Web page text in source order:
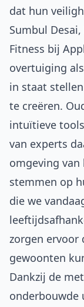
dat hun
Sumbul
Fitness bij
overtuiging
in staat
te creëren.
intuïtieve
van experts
omgeving
stemmen op
die we
zorgen ervoor
gewoonten
Dankzij de
onderbouwde